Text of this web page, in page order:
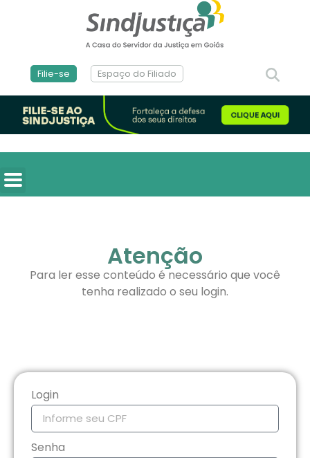
Filie-se Espaço do Filiado
Atenção
Para ler esse conteúdo é necessário que você
tenha realizado o seu login.
Login
Senha